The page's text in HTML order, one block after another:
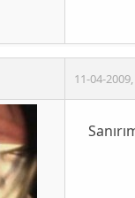
11-04-2009,